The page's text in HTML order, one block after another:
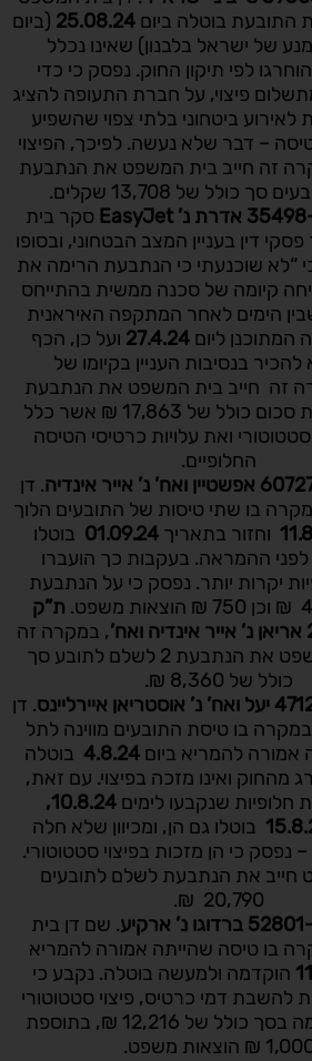
התובעת בוטלה ביום25.08.24 (ביום
של ישראל בלבנון) שאינו נכלל
לפי תיקון החוק. נפסק כי כדי
פיצוי, על חברת התעופה להציג
לאירוע ביטחוני בלתי צפוי שהשפיע
– דבר שלא נעשה. לפיכך, הפיצוי
זה חייב בית המשפט את הנתבעת
כולל של 13,708 שקלים.
EasyJet סקר בית
דין בעניין המצב הבטחוני, ובסופו
“לא שוכנעתי כי הנתבעת הרימה את
קיומה של סכנה ממשית בהתייחס
הימים לאחר המתקפה האיראנית
המתוכנן ליום 27.4.24 ועל כן, הכף
בנסיבות העניין בקיומו של
זה חייב בית המשפט את הנתבעת
לשלם לתובעת סכום כולל של 17,863 ₪ אשר כלל
ואת עלויות כרטיסי הטיסה
החלופיים.
. דן
בו שתי טיסות של התובעים הלוך
וחזור בתאריך 01.09.24 בוטלו
ההמראה. בעקבות כך הועברו
יקרות יותר. נפסק כי על הנתבעת
ת”ק
, במקרה זה
חייב בית המשפט את הנתבעת 2 לשלם לתובע סך
כולל של 8,360 ₪.
איירליינס
. דן
בו טיסת התובעים מווינה לתל
אמורה להמריא ביום4.8.24 בוטלה
מהחוק ואינו מזכה בפיצוי. עם זאת,
חלופיות שנקבעו לימים10.8.24
,
בוטלו גם הן, ומכיוון שלא חלה
נפסק כי הן מזכות בפיצוי סטטוטורי.
חייב את הנתבעת לשלם לתובעים
20,790 ₪.
. שם דן בית
בו טיסה שהייתה אמורה להמריא
הוקדמה ולמעשה בוטלה. נקבע כי
להשבת דמי כרטיס, פיצוי סטטוטורי
ופיצויים לדוגמה בסך כולל של 12,216 ₪, בתוספת
₪ הוצאות משפט.